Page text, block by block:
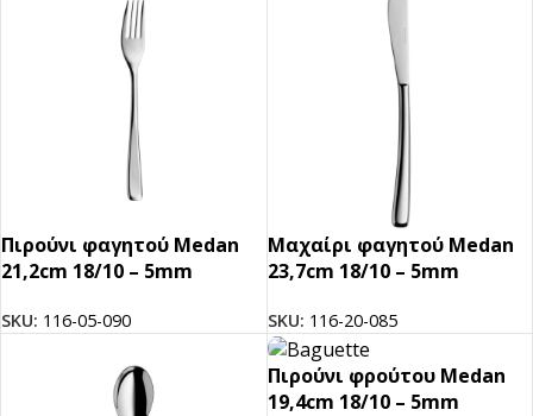
Πιρούνι φαγητού Medan
21,2cm 18/10 – 5mm
SKU: 116-05-090
Μαχαίρι φαγητού Medan
23,7cm 18/10 – 5mm
SKU: 116-20-085
Πιρούνι φρούτου Medan
19,4cm 18/10 – 5mm